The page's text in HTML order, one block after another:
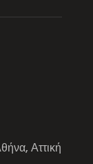
Αττική